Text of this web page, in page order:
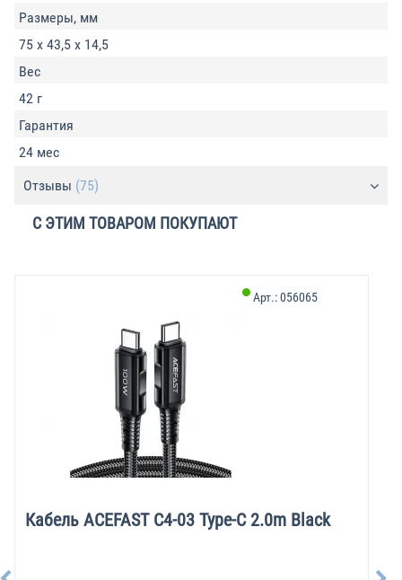
Размеры, мм
75 x 43,5 x 14,5
Вес
42 г
Гарантия
24 мес
Отзывы (75)
С ЭТИМ ТОВАРОМ ПОКУПАЮТ
Кабель ACEFAST C4-03 Type-C 2.0m Black
Арт.:056065